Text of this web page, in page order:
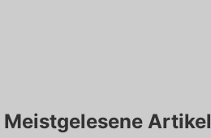
Meistgelesene Artikel